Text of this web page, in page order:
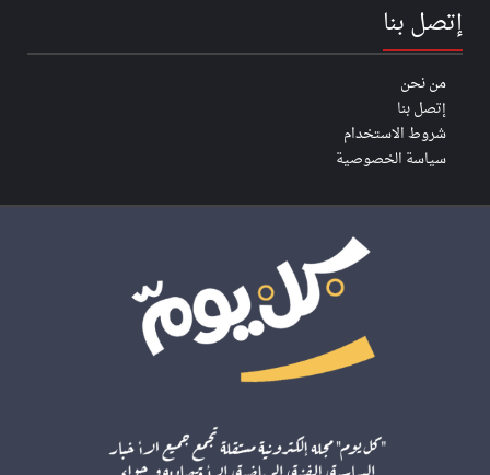
إتصل بنا
من نحن
إتصل بنا
شروط الاستخدام
سياسة الخصوصية